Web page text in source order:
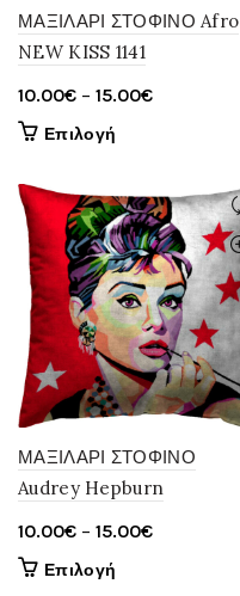
ΜΑΞΙΛΑΡΙ ΣΤΟΦΙΝΟ Afro
NEW KISS 1141
10.00€ – 15.00€Price
15.00€
Επιλογή
έχει
πολλαπλές
παραλλαγές.
Οι
επιλογές
μπορούν
να
επιλεγούν
στη
σελίδα
του
προϊόντος
ΜΑΞΙΛΑΡΙ ΣΤΟΦΙΝΟ
Audrey Hepburn
10.00€ – 15.00€Price
Επιλογή